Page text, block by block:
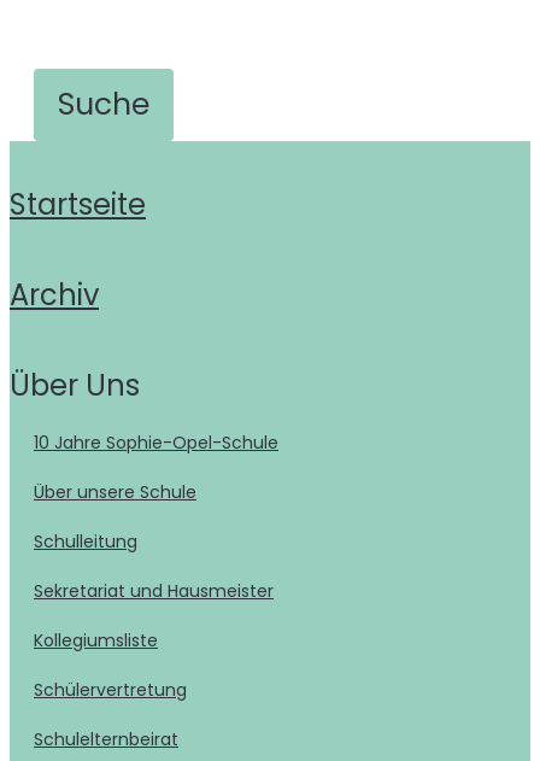
Startseite
Archiv
Über Uns
10 Jahre Sophie-Opel-Schule
Über unsere Schule
Schulleitung
Sekretariat und Hausmeister
Kollegiumsliste
Schülervertretung
Schulelternbeirat